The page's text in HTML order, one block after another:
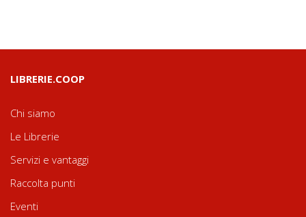
LIBRERIE.COOP
Chi siamo
Le Librerie
Servizi e vantaggi
Raccolta punti
Eventi